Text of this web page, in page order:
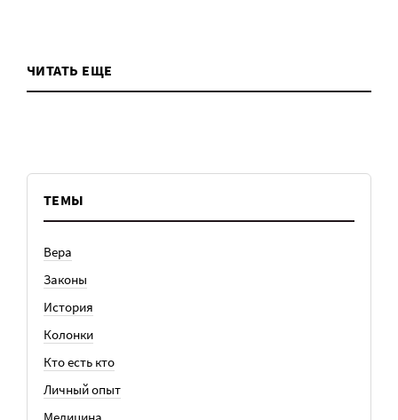
ЧИТАТЬ ЕЩЕ
ТЕМЫ
Вера
Законы
История
Колонки
Кто есть кто
Личный опыт